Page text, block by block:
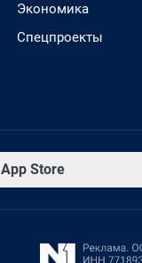
Экономика
Спецпроекты
App Store